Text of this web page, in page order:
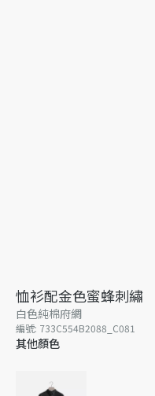
恤衫配金色蜜蜂刺繡
白色純棉府綢
編號: 733C554B2088_C081
其他顏色